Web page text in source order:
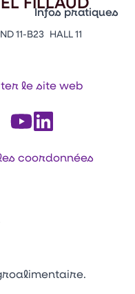
Infos pratiques
Contacts
Appuyez sur
11-B23 HALL 11
le site web
coordonnées